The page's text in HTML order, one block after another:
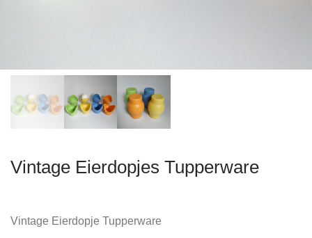
Vintage Eierdopjes Tupperware
Vintage Eierdopje Tupperware